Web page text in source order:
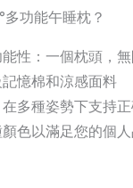
功能午睡枕？
性：一個枕頭，
憶棉和涼感面料
多種姿勢下支持
色以滿足您的個